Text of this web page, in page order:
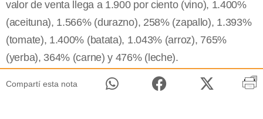
valor de venta llega a 1.900 por ciento (vino), 1.400%
(aceituna), 1.566% (durazno), 258% (zapallo), 1.393%
(tomate), 1.400% (batata), 1.043% (arroz), 765%
(yerba), 364% (carne) y 476% (leche).
Compartí esta nota